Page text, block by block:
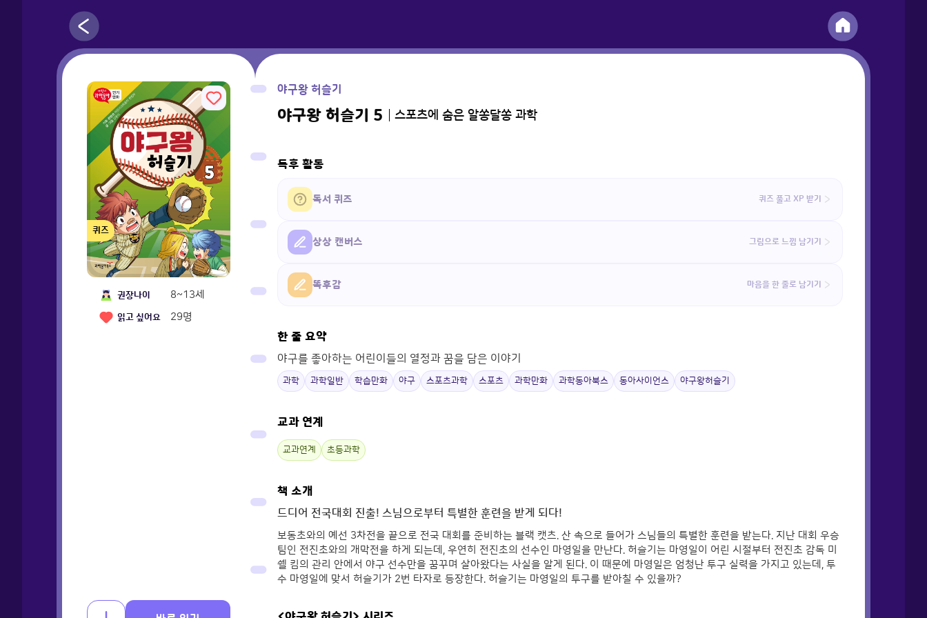
퀴즈
권장나이 8~13세
읽고 싶어요 29명
야구왕 허슬기
야구왕 허슬기 5 스포츠에 숨은 알쏭달쏭 과학
독후 활동
독서 퀴즈 퀴즈 풀고 XP 받기
상상 캔버스 그림으로 느낌 남기기
똑후감 마음을 한 줄로 남기기
한 줄 요약
야구를 좋아하는 어린이들의 열정과 꿈을 담은 이야기
과학 과학일반 학습만화 야구 스포츠과학 스포츠 과학만화 과학동아북스 동아사이언스 야구왕허슬기
교과 연계
교과연계 초등과학
책 소개
드디어 전국대회 진출! 스님으로부터 특별한 훈련을 받게 되다!
보동초와의 예선 3차전을 끝으로 전국 대회를 준비하는 블랙 캣츠. 산 속으로 들어가 스님들의 특별한 훈련을 받는다. 지난 대회 우승
팀인 전진초와의 개막전을 하게 되는데, 우연히 전진초의 선수인 마영일을 만난다. 허슬기는 마영일이 어린 시절부터 전진초 감독 미
쉘 킴의 관리 안에서 야구 선수만을 꿈꾸며 살아왔다는 사실을 알게 된다. 이 때문에 마영일은 엄청난 투구 실력을 가지고 있는데, 투
수 마영일에 맞서 허슬기가 2번 타자로 등장한다. 허슬기는 마영일의 투구를 받아칠 수 있을까?